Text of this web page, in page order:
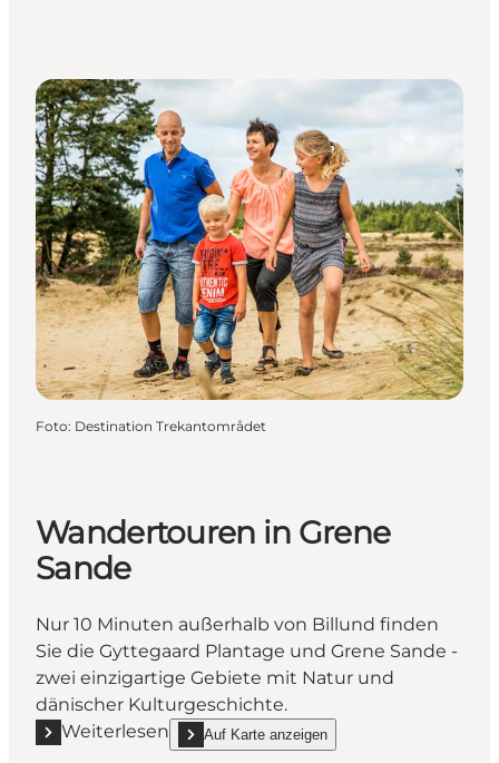
Foto: Destination Trekantområdet
Wandertouren in Grene
Sande
Nur 10 Minuten außerhalb von Billund finden
Sie die Gyttegaard Plantage und Grene Sande -
zwei einzigartige Gebiete mit Natur und
dänischer Kulturgeschichte.
Weiterlesen
Mehr erfahren "Wandertouren in Grene Sande"
Auf Karte anzeigen
show Wandertouren in Grene Sande on_map